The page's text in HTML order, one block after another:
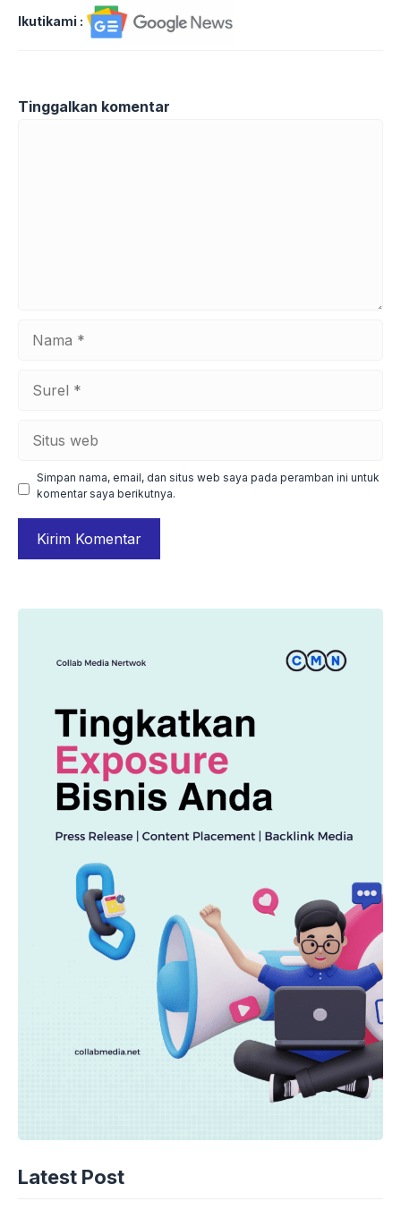
Ikutikami :
Tinggalkan komentar
Simpan nama, email, dan situs web saya pada peramban ini untuk
komentar saya berikutnya.
Latest Post